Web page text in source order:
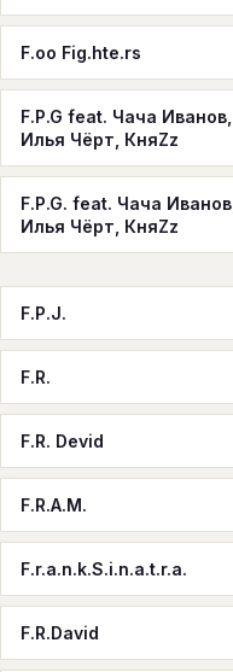
F.oo Fig.hte.rs
F.P.G feat. Чача Иванов,
Илья Чёрт, КняZz
F.P.G. feat. Чача Иванов,
Илья Чёрт, КняZz
F.P.J.
F.R.
F.R. Devid
F.R.A.M.
F.r.a.n.k.S.i.n.a.t.r.a.
F.R.David